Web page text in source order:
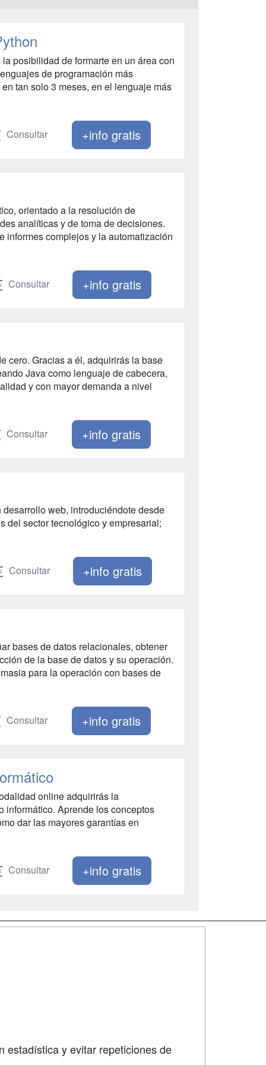
posibilidad de formarte en un área con
de programación más
tan solo 3 meses, en el lenguaje más
Consultar +info gratis
orientado a la resolución de
analíticas y de toma de decisiones.
informes complejos y la automatización
Consultar +info gratis
cero. Gracias a él, adquirirás la base
Java como lenguaje de cabecera,
y con mayor demanda a nivel
Consultar +info gratis
web, introduciéndote desde
del sector tecnológico y empresarial;
Consultar +info gratis
bases de datos relacionales, obtener
de la base de datos y su operación.
para la operación con bases de
Consultar +info gratis
online adquirirás la
informático. Aprende los conceptos
dar las mayores garantías en
Consultar +info gratis
estadística y evitar repeticiones de